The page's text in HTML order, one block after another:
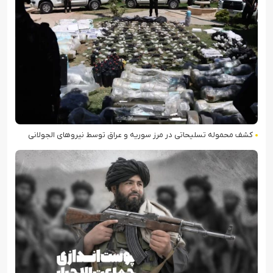
کشف محموله تسلیحاتی در مرز سوریه و عراق توسط نیروهای الجولانی